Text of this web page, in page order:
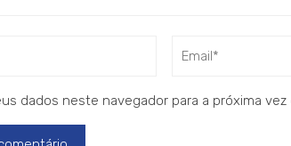
dados neste navegador para a próxima